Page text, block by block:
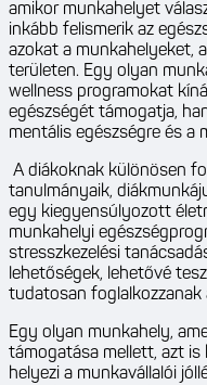
amikor munkahelyet
inkább felismerik az
azokat a munkahelyeket,
területen. Egy olyan
wellness programokat
egészségét támogatja,
mentális egészségre és a
A diákoknak különösen
tanulmányaik,
egy kiegyensúlyozott
munkahelyi
stresszkezelési
lehetőségek, lehetővé
tudatosan foglalkozzanak
Egy olyan munkahely,
támogatása mellett, azt is
helyezi a munkavállalói